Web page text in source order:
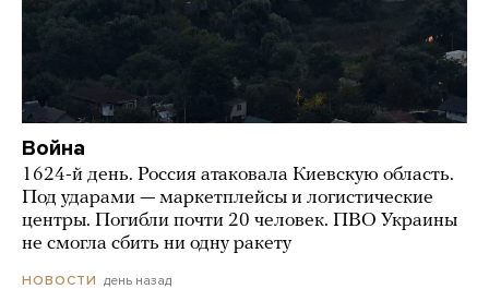
Война
1624-й день. Россия атаковала Киевскую область.
Под ударами — маркетплейсы и логистические
центры. Погибли почти 20 человек. ПВО Украины
не смогла сбить ни одну ракету
НОВОСТИ день назад